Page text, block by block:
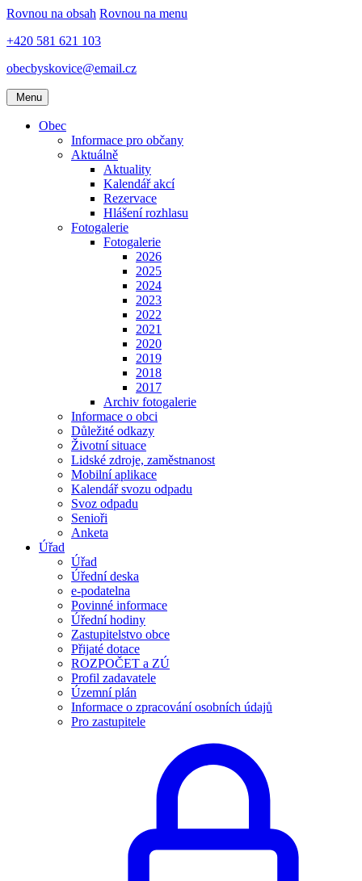
Rovnou na obsah Rovnou na menu
+420 581 621 103
obecbyskovice@email.cz
Menu
Obec
Informace pro občany
Aktuálně
Aktuality
Kalendář akcí
Rezervace
Hlášení rozhlasu
Fotogalerie
Fotogalerie
2026
2025
2024
2023
2022
2021
2020
2019
2018
2017
Archiv fotogalerie
Informace o obci
Důležité odkazy
Životní situace
Lidské zdroje, zaměstnanost
Mobilní aplikace
Kalendář svozu odpadu
Svoz odpadu
Senioři
Anketa
Úřad
Úřad
Úřední deska
e-podatelna
Povinné informace
Úřední hodiny
Zastupitelstvo obce
Přijaté dotace
ROZPOČET a ZÚ
Profil zadavatele
Územní plán
Informace o zpracování osobních údajů
Pro zastupitele